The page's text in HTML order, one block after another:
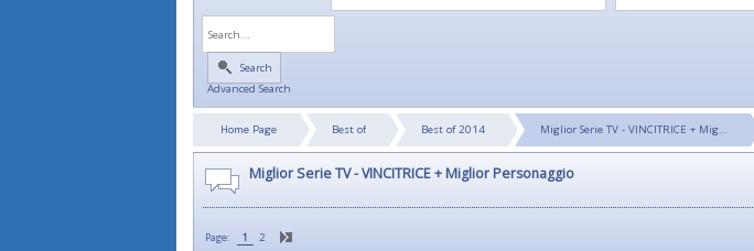
Search
Advanced Search
Home Page Best of Best of 2014 Miglior Serie TV - VINCITRICE + Mig…
Miglior Serie TV - VINCITRICE + Miglior Personaggio
Page: 1 2